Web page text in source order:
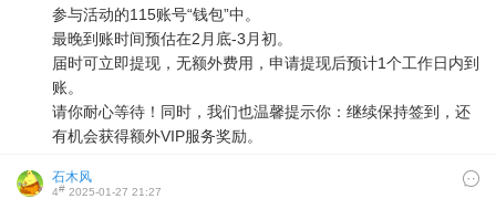
参与活动的115账号“钱包”中。
最晚到账时间预估在2月底-3月初。
届时可立即提现，无额外费用，申请提现后预计1个工作日内到
账。
请你耐心等待！同时，我们也温馨提示你：继续保持签到，还
有机会获得额外VIP服务奖励。
石木风
4# 2025-01-27 21:27